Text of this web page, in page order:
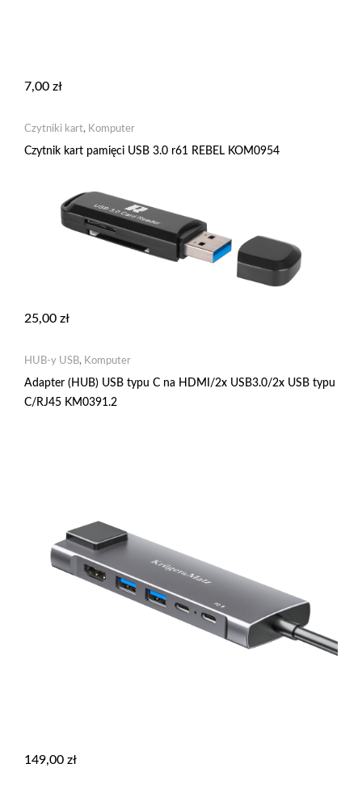
7,00 zł
Czytniki kart, Komputer
Czytnik kart pamięci USB 3.0 r61 REBEL KOM0954
25,00 zł
HUB-y USB, Komputer
Adapter (HUB) USB typu C na HDMI/2x USB3.0/2x USB typu
C/RJ45 KM0391.2
149,00 zł